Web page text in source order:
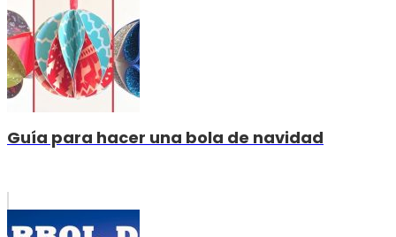
Guía para hacer una bola de navidad